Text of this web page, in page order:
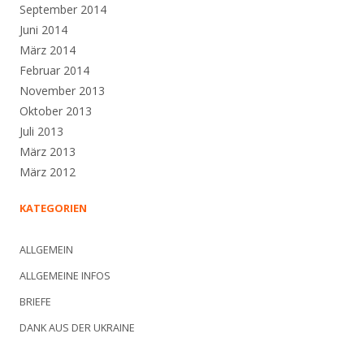
September 2014
Juni 2014
März 2014
Februar 2014
November 2013
Oktober 2013
Juli 2013
März 2013
März 2012
KATEGORIEN
ALLGEMEIN
ALLGEMEINE INFOS
BRIEFE
DANK AUS DER UKRAINE